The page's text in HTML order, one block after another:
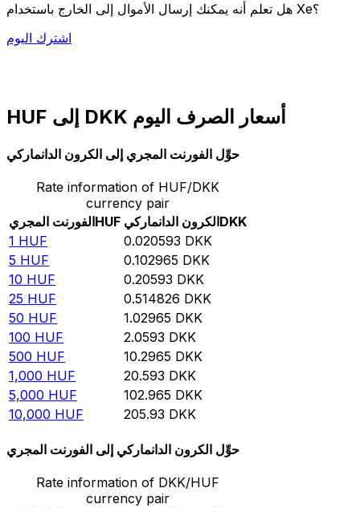
هل تعلم أنه يمكنك إرسال الأموال إلى الخارج باستخدام Xe؟
اشترك اليوم
HUF إلى DKK أسعار الصرف اليوم
حوِّل الفورنت المجري إلى الكرون الدانماركي
Rate information of HUF/DKK
currency pair
الفورنت المجريHUF الكرون الدانماركيDKK
1 HUF 0.020593 DKK
5 HUF 0.102965 DKK
10 HUF 0.20593 DKK
25 HUF 0.514826 DKK
50 HUF 1.02965 DKK
100 HUF 2.0593 DKK
500 HUF 10.2965 DKK
1,000 HUF 20.593 DKK
5,000 HUF 102.965 DKK
10,000 HUF 205.93 DKK
حوِّل الكرون الدانماركي إلى الفورنت المجري
Rate information of DKK/HUF
currency pair